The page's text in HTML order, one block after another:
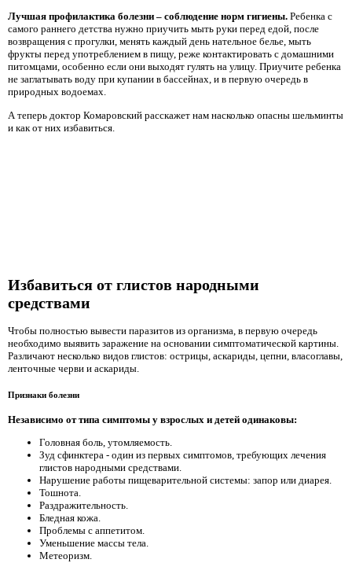
Лучшая профилактика болезни – соблюдение норм гигиены. Ребенка с
самого раннего детства нужно приучить мыть руки перед едой, после
возвращения с прогулки, менять каждый день нательное белье, мыть
фрукты перед употреблением в пищу, реже контактировать с домашними
питомцами, особенно если они выходят гулять на улицу. Приучите ребенка
не заглатывать воду при купании в бассейнах, и в первую очередь в
природных водоемах.
А теперь доктор Комаровский расскажет нам насколько опасны шельминты
и как от них избавиться.
Избавиться от глистов народными
средствами
Чтобы полностью вывести паразитов из организма, в первую очередь
необходимо выявить заражение на основании симптоматической картины.
Различают несколько видов глистов: острицы, аскариды, цепни, власоглавы,
ленточные черви и аскариды.
Признаки болезни
Независимо от типа симптомы у взрослых и детей одинаковы:
Головная боль, утомляемость.
Зуд сфинктера - один из первых симптомов, требующих лечения
глистов народными средствами.
Нарушение работы пищеварительной системы: запор или диарея.
Тошнота.
Раздражительность.
Бледная кожа.
Проблемы с аппетитом.
Уменьшение массы тела.
Метеоризм.